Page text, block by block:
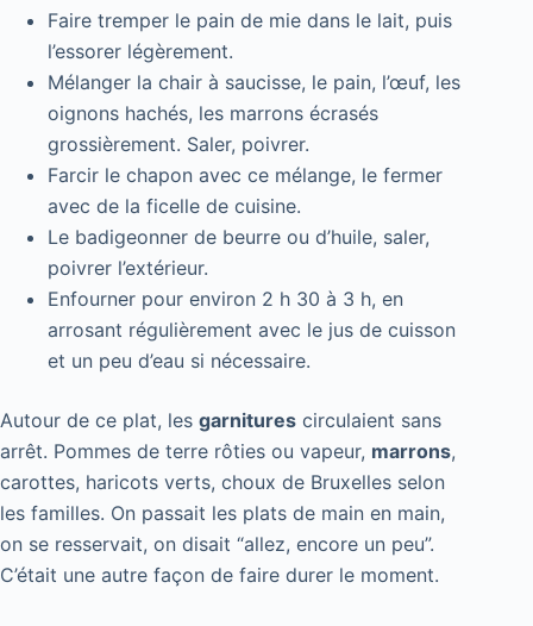
Faire tremper le pain de mie dans le lait, puis
l’essorer légèrement.
Mélanger la chair à saucisse, le pain, l’œuf, les
oignons hachés, les marrons écrasés
grossièrement. Saler, poivrer.
Farcir le chapon avec ce mélange, le fermer
avec de la ficelle de cuisine.
Le badigeonner de beurre ou d’huile, saler,
poivrer l’extérieur.
Enfourner pour environ 2 h 30 à 3 h, en
arrosant régulièrement avec le jus de cuisson
et un peu d’eau si nécessaire.
Autour de ce plat, les garnitures circulaient sans
arrêt. Pommes de terre rôties ou vapeur, marrons,
carottes, haricots verts, choux de Bruxelles selon
les familles. On passait les plats de main en main,
on se resservait, on disait “allez, encore un peu”.
C’était une autre façon de faire durer le moment.